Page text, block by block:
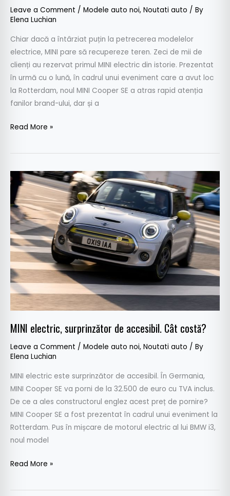
Leave a Comment / Modele auto noi, Noutati auto / By
Elena Luchian
Chiar dacă a întârziat puțin la petrecerea modelelor
electrice, MINI pare să recupereze teren. Zeci de mii de
clienți au rezervat primul MINI electric din istorie. Prezentat
în urmă cu o lună, în cadrul unui eveniment care a avut loc
la Rotterdam, noul MINI Cooper SE a atras rapid atenția
fanilor brand-ului, dar și a
Read More »
MINI electric, surprinzător de accesibil. Cât costă?
Leave a Comment / Modele auto noi, Noutati auto / By
Elena Luchian
MINI electric este surprinzător de accesibil. În Germania,
MINI Cooper SE va porni de la 32.500 de euro cu TVA inclus.
De ce a ales constructorul englez acest preț de pornire?
MINI Cooper SE a fost prezentat în cadrul unui eveniment la
Rotterdam. Pus în mișcare de motorul electric al lui BMW i3,
noul model
MINI
electric,
surprinzător
de
accesibil.
Cât
costă?
Read More »